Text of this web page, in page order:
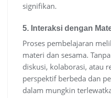
signifikan.
5. Interaksi dengan
Proses pembelajaran
materi dan sesama.
diskusi, kolaborasi, atau
perspektif berbeda dan
dalam mungkin